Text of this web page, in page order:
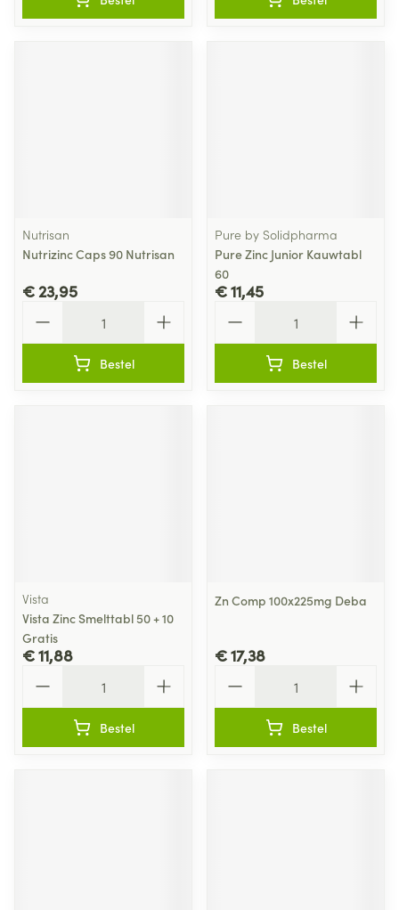
Nutrisan
Nutrizinc Caps 90 Nutrisan
€ 23,95
Bestel
Pure by Solidpharma
Pure Zinc Junior Kauwtabl
60
€ 11,45
Bestel
Vista
Vista Zinc Smelttabl 50 + 10
Gratis
€ 11,88
Bestel
Zn Comp 100x225mg Deba
€ 17,38
Bestel